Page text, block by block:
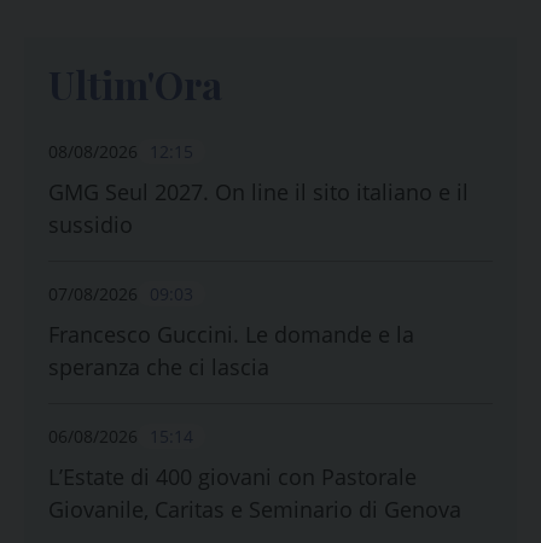
08/08/2026
GMG Seul 2027. On line il sito italiano e il
sussidio
07/08/2026
Francesco Guccini. Le domande e la
speranza che ci lascia
06/08/2026
L’Estate di 400 giovani con Pastorale
Giovanile, Caritas e Seminario di Genova